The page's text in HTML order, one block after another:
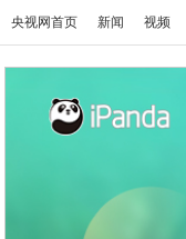
央视网首页 新闻 视频